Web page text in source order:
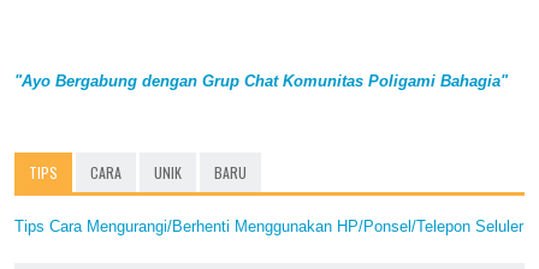
"Ayo Bergabung dengan Grup Chat Komunitas Poligami Bahagia"
TIPS CARA UNIK BARU
Tips Cara Mengurangi/Berhenti Menggunakan HP/Ponsel/Telepon Seluler